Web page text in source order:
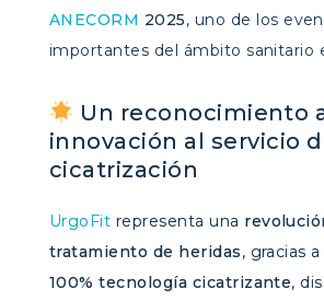
ANECORM 2025, uno de los
importantes del ámbito sanitario
Un reconocimiento
innovación al servicio
cicatrización
UrgoFit representa una
tratamiento de heridas, gracias a
100% tecnología cicatrizante,